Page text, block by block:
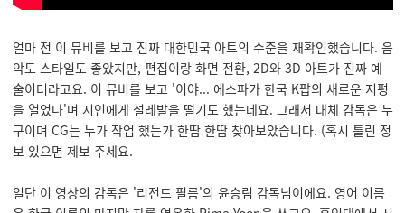
얼마 전 이 뮤비를 보고 진짜 대한민국 아트의 수준을 재확인했습니다. 음
악도 스타일도 좋았지만, 편집이랑 화면 전환, 2D와 3D 아트가 진짜 예
술이더라고요. 이 뮤비를 보고 '이야... 에스파가 한국 K팝의 새로운 지평
을 열었다'며 지인에게 설레발을 떨기도 했는데요. 그래서 대체 감독은 누
구이며 CG는 누가 작업 했는가 한땀 한땀 찾아보았습니다. (혹시 틀린 정
보 있으면 제보 주세요.
일단 이 영상의 감독은 '리전드 필름'의 윤승림 감독님이에요. 영어 이름